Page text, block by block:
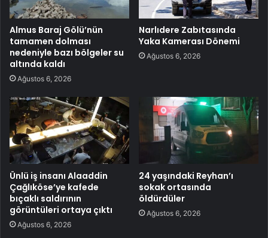
Almus Baraj Gölü’nün
tamamen dolması
nedeniyle bazı bölgeler su
altında kaldı
Ağustos 6, 2026
Narlıdere Zabıtasında
Yaka Kamerası Dönemi
Ağustos 6, 2026
Ünlü iş insanı Alaaddin
Çağlıköse’ye kafede
bıçaklı saldırının
görüntüleri ortaya çıktı
Ağustos 6, 2026
24 yaşındaki Reyhan’ı
sokak ortasında
öldürdüler
Ağustos 6, 2026